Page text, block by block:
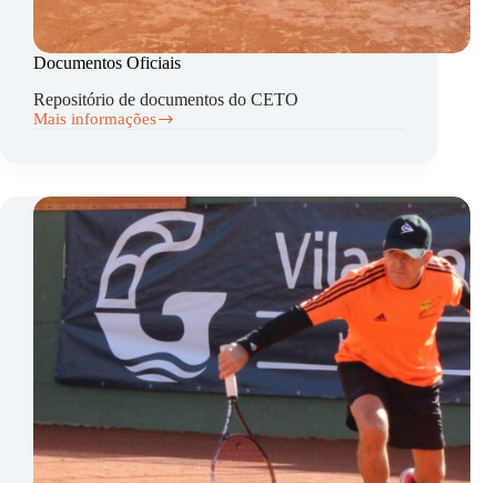
Documentos Oficiais
Repositório de documentos do CETO
Mais informações
Documentos